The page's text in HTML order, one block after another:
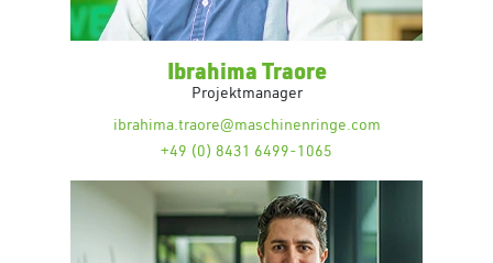
Ibrahima Traore
Projektmanager
ibrahima.traore@maschinenringe.com
+49 (0) 8431 6499-1065